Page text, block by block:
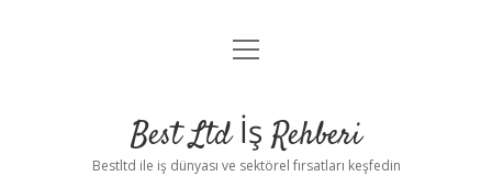
Anasayfa
Yasal Uyarı
menüyü
Best Ltd İş Rehberi
Bestltd ile iş dünyası ve sektörel fırsatları keşfedin